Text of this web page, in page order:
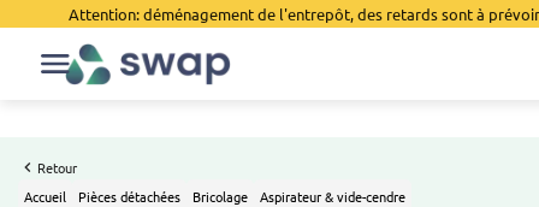
Attention: déménagement de l'entrepôt, des retards sont à
Retour
Accueil
Pièces détachées Bricolage
Aspirateur & vide-cendre